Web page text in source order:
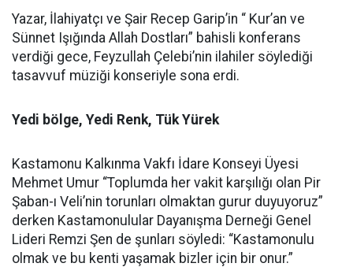
Yazar, İlahiyatçı ve Şair Recep Garip’in “ Kur’an ve
Sünnet Işığında Allah Dostları” bahisli konferans
verdiği gece, Feyzullah Çelebi’nin ilahiler söylediği
tasavvuf müziği konseriyle sona erdi.
Yedi bölge, Yedi Renk, Tük Yürek
Kastamonu Kalkınma Vakfı İdare Konseyi Üyesi
Mehmet Umur “Toplumda her vakit karşılığı olan Pir
Şaban-ı Veli’nin torunları olmaktan gurur duyuyoruz”
derken Kastamonulular Dayanışma Derneği Genel
Lideri Remzi Şen de şunları söyledi: “Kastamonulu
olmak ve bu kenti yaşamak bizler için bir onur.”